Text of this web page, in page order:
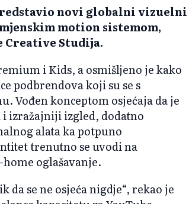
novi globalni vizuelni
motion sistemom,
Studija.
i Kids, a osmišljeno je kako
podbrendova koji su se s
Vođen konceptom osjećaja da je
izražajniji izgled, dodatno
alata ka potpuno
trenutno se uvodi na
oglašavanje.
se ne osjeća nigdje“, rekao je